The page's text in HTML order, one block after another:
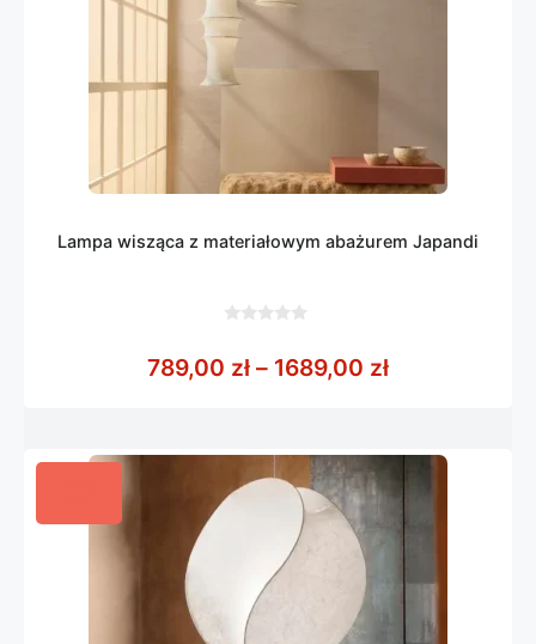
Lampa wisząca z materiałowym abażurem Japandi
5
789,00 zł – 1689,00 złZakres cen: